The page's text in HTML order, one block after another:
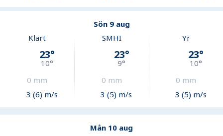
Sön 9 aug
Klart
23°
10°
0 mm
3 (6) m/s
SMHI
23°
9°
0 mm
3 (5) m/s
Yr
23°
10°
0 mm
3 (5) m/s
Mån 10 aug